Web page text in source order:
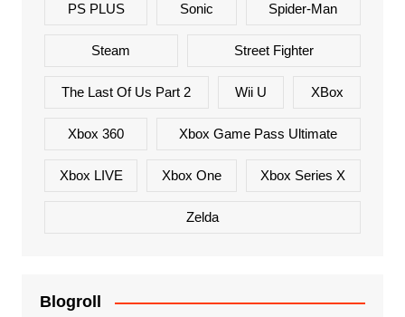
PS PLUS Sonic Spider-Man
Steam Street Fighter
The Last Of Us Part 2 Wii U XBox
Xbox 360 Xbox Game Pass Ultimate
Xbox LIVE Xbox One Xbox Series X
Zelda
Blogroll